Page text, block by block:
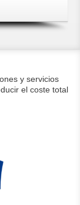
y servicios
el coste total